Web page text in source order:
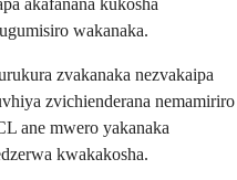
akafanana kukosha
wakanaka.
zvakanaka nezvakaipa
zvichienderana nemamiriro
ane mwero yakanaka
kwakakosha.